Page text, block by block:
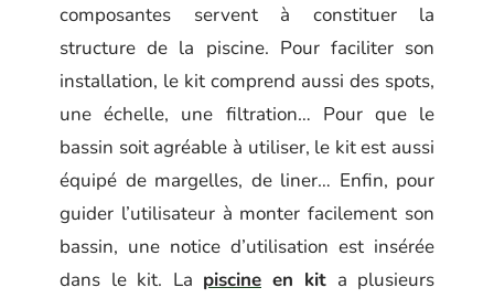
composantes servent à constituer la
structure de la piscine. Pour faciliter son
installation, le kit comprend aussi des spots,
une échelle, une filtration… Pour que le
bassin soit agréable à utiliser, le kit est aussi
équipé de margelles, de liner… Enfin, pour
guider l’utilisateur à monter facilement son
bassin, une notice d’utilisation est insérée
dans le kit. La piscine en kit a plusieurs